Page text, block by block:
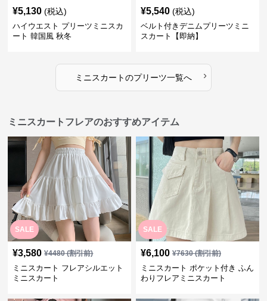
¥5,130 (税込)
ハイウエスト プリーツミニスカ
ート 韓国風 秋冬
¥5,540 (税込)
ベルト付きデニムプリーツミニ
スカート【即納】
ミニスカートのプリーツ一覧へ ›
ミニスカートフレアのおすすめアイテム
SALE
¥3,580 ¥4480(割引前)
ミニスカート フレアシルエット
ミニスカート
SALE
¥6,100 ¥7630(割引前)
ミニスカート ポケット付き ふん
わりフレアミニスカート